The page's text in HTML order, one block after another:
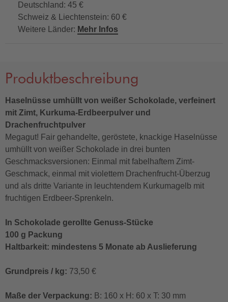
Deutschland: 45 €
Schweiz & Liechtenstein: 60 €
Weitere Länder: Mehr Infos
Produktbeschreibung
Haselnüsse umhüllt von weißer Schokolade, verfeinert
mit Zimt, Kurkuma-Erdbeerpulver und
Drachenfruchtpulver
Megagut! Fair gehandelte, geröstete, knackige Haselnüsse
umhüllt von weißer Schokolade in drei bunten
Geschmacksversionen: Einmal mit fabelhaftem Zimt-
Geschmack, einmal mit violettem Drachenfrucht-Überzug
und als dritte Variante in leuchtendem Kurkumagelb mit
fruchtigen Erdbeer-Sprenkeln.
In Schokolade gerollte Genuss-Stücke
100 g Packung
Haltbarkeit: mindestens 5 Monate ab Auslieferung
Grundpreis / kg: 73,50 €
Maße der Verpackung: B: 160 x H: 60 x T: 30 mm